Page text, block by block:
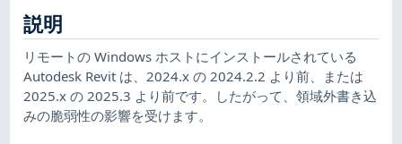
説明
リモートの Windows ホストにインストールされている
Autodesk Revit は、2024.x の 2024.2.2 より前、または
2025.x の 2025.3 より前です。したがって、領域外書き込
みの脆弱性の影響を受けます。